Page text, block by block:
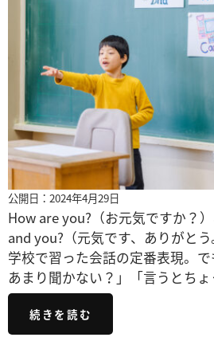
公開日：2024年4月29日
How are you?（お元気ですか？
and you?（元気です、ありがとう
学校で習った会話の定番表現。
あまり聞かない？」「言うとちょ
続きを読む